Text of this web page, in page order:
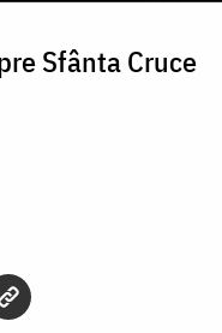
Sfânta Cruce